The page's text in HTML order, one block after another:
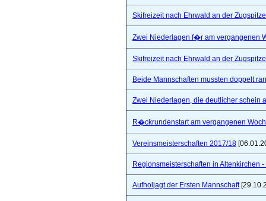
Skifreizeit nach Ehrwald an der Zugspitze
Zwei Niederlagen f�r am vergangenen
Skifreizeit nach Ehrwald an der Zugspitze
Beide Mannschaften mussten doppelt
Zwei Niederlagen, die deutlicher schein
R�ckrundenstart am vergangenen
Vereinsmeisterschaften 2017/18
Regionsmeisterschaften in Altenkirchen
Aufholjagt der Ersten Mannschaft